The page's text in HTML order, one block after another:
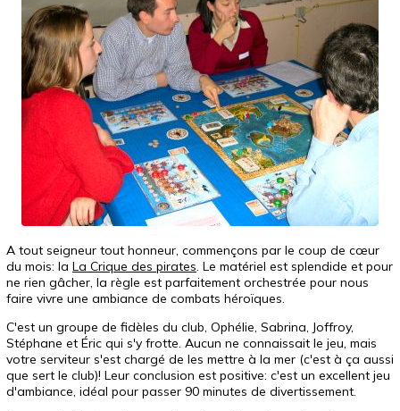
A tout seigneur tout honneur, commençons par le coup de cœur
du mois: la La Crique des pirates. Le matériel est splendide et pour
ne rien gâcher, la règle est parfaitement orchestrée pour nous
faire vivre une ambiance de combats héroïques.
C'est un groupe de fidèles du club, Ophélie, Sabrina, Joffroy,
Stéphane et Éric qui s'y frotte. Aucun ne connaissait le jeu, mais
votre serviteur s'est chargé de les mettre à la mer (c'est à ça aussi
que sert le club)! Leur conclusion est positive: c'est un excellent jeu
d'ambiance, idéal pour passer 90 minutes de divertissement.